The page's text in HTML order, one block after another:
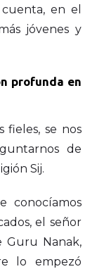
en el
jóvenes y
profunda en
fieles, se nos
de
Sij.
conocíamos
el señor
Guru Nanak,
lo empezó